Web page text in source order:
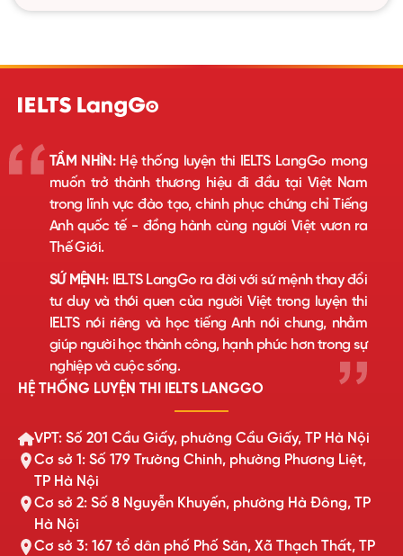
TẦM NHÌN:Hệ thống luyện thi IELTS LangGo mong
muốn trở thành thương hiệu đi đầu tại Việt Nam
trong lĩnh vực đào tạo, chinh phục chứng chỉ Tiếng
Anh quốc tế - đồng hành cùng người Việt vươn ra
Thế Giới.
SỨ MỆNH:IELTS LangGo ra đời với sứ mệnh thay đổi
tư duy và thói quen của người Việt trong luyện thi
IELTS nói riêng và học tiếng Anh nói chung, nhằm
giúp người học thành công, hạnh phúc hơn trong sự
nghiệp và cuộc sống.
HỆ THỐNG LUYỆN THI IELTS LANGGO
VPT: Số 201 Cầu Giấy, phường Cầu Giấy, TP Hà Nội
Cơ sở 1: Số 179 Trường Chinh, phường Phương Liệt,
TP Hà Nội
Cơ sở 2: Số 8 Nguyễn Khuyến, phường Hà Đông, TP
Hà Nội
Cơ sở 3: 167 tổ dân phố Phố Săn, Xã Thạch Thất, TP